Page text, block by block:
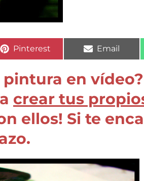
Compartir
Pinterest
Compartir
Email
en
crear tus
ellos! Si te